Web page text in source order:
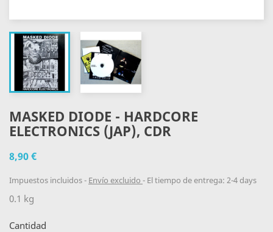
MASKED DIODE - HARDCORE
ELECTRONICS (JAP), CDR
8,90 €
Impuestos incluidos Envío excluido El tiempo de entrega: 2-4 days
0.1 kg
Cantidad